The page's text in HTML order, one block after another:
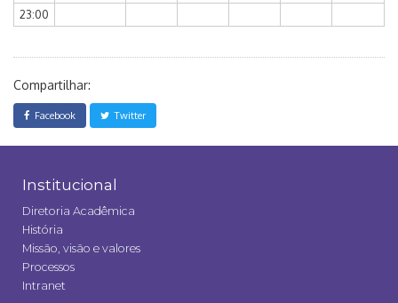
23:00
Compartilhar:
Facebook Twitter
Institucional
Diretoria Acadêmica
História
Missão, visão e valores
Processos
Intranet